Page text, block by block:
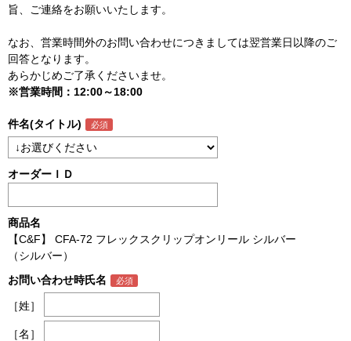
旨、ご連絡をお願いいたします。
なお、営業時間外のお問い合わせにつきましては翌営業日以降のご
回答となります。
あらかじめご了承くださいませ。
※営業時間：12:00～18:00
件名(タイトル)
オーダーＩＤ
商品名
【C&F】 CFA-72 フレックスクリップオンリール シルバー
（シルバー）
お問い合わせ時氏名
［姓］
［名］